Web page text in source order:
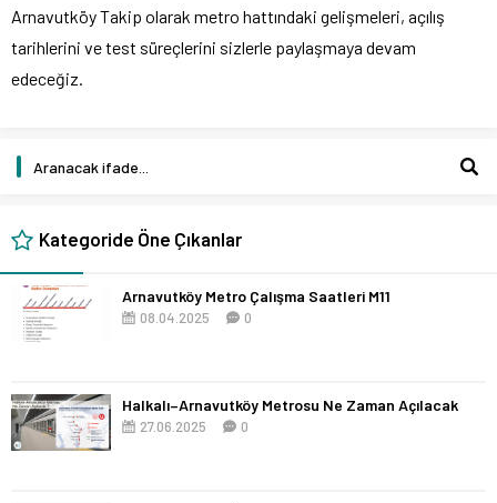
Arnavutköy Takip olarak metro hattındaki gelişmeleri, açılış
tarihlerini ve test süreçlerini sizlerle paylaşmaya devam
edeceğiz.
Kategoride Öne Çıkanlar
Arnavutköy Metro Çalışma Saatleri M11
08.04.2025 0
Halkalı–Arnavutköy Metrosu Ne Zaman Açılacak
27.06.2025 0